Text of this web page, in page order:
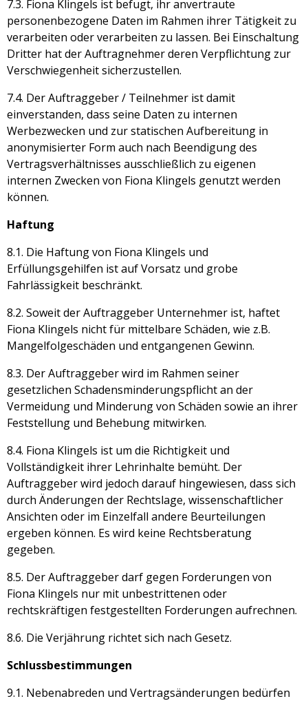
7.3. Fiona Klingels ist befugt, ihr anvertraute
personenbezogene Daten im Rahmen ihrer Tätigkeit zu
verarbeiten oder verarbeiten zu lassen. Bei Einschaltung
Dritter hat der Auftragnehmer deren Verpflichtung zur
Verschwiegenheit sicherzustellen.
7.4. Der Auftraggeber / Teilnehmer ist damit
einverstanden, dass seine Daten zu internen
Werbezwecken und zur statischen Aufbereitung in
anonymisierter Form auch nach Beendigung des
Vertragsverhältnisses ausschließlich zu eigenen
internen Zwecken von Fiona Klingels genutzt werden
können.
Haftung
8.1. Die Haftung von Fiona Klingels und
Erfüllungsgehilfen ist auf Vorsatz und grobe
Fahrlässigkeit beschränkt.
8.2. Soweit der Auftraggeber Unternehmer ist, haftet
Fiona Klingels nicht für mittelbare Schäden, wie z.B.
Mangelfolgeschäden und entgangenen Gewinn.
8.3. Der Auftraggeber wird im Rahmen seiner
gesetzlichen Schadensminderungspflicht an der
Vermeidung und Minderung von Schäden sowie an ihrer
Feststellung und Behebung mitwirken.
8.4. Fiona Klingels ist um die Richtigkeit und
Vollständigkeit ihrer Lehrinhalte bemüht. Der
Auftraggeber wird jedoch darauf hingewiesen, dass sich
durch Änderungen der Rechtslage, wissenschaftlicher
Ansichten oder im Einzelfall andere Beurteilungen
ergeben können. Es wird keine Rechtsberatung
gegeben.
8.5. Der Auftraggeber darf gegen Forderungen von
Fiona Klingels nur mit unbestrittenen oder
rechtskräftigen festgestellten Forderungen aufrechnen.
8.6. Die Verjährung richtet sich nach Gesetz.
Schlussbestimmungen
9.1. Nebenabreden und Vertragsänderungen bedürfen